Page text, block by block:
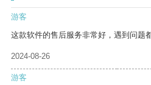
游客
这款软件的售后服务非常好，遇到问题
2024-08-26
游客